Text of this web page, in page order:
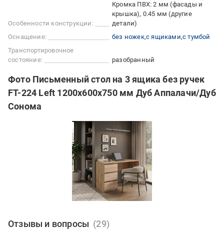
Особенности конструкции:
Кромка ПВХ: 2 мм (фасады и
крышка), 0.45 мм (другие
детали)
Оснащение:
без ножек с ящиками с тумбой
Транспортировочное
состояние:
разобранный
Фото Письменный стол на 3 ящика без ручек
FT-224 Left 1200x600x750 мм Дуб Аппалачи/Дуб
Сонома
Отзывы и вопросы